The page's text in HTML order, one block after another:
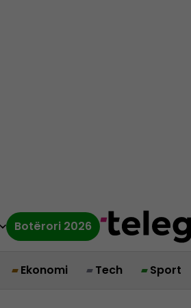
Botërori 2026
Ekonomi Tech Sport